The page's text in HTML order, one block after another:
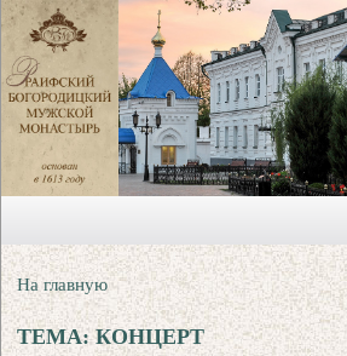
На главную
ТЕМА: КОНЦЕРТ